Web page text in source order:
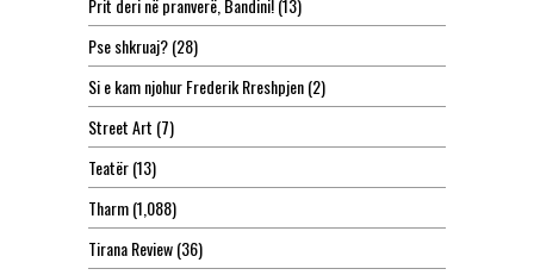
Prit deri në pranverë, Bandini!(13)
Pse shkruaj?(28)
Si e kam njohur Frederik Rreshpjen(2)
Street Art (7)
Teatër(13)
Tharm(1,088)
Tirana Review(36)